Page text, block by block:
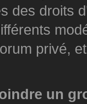
des droits
privé,
un